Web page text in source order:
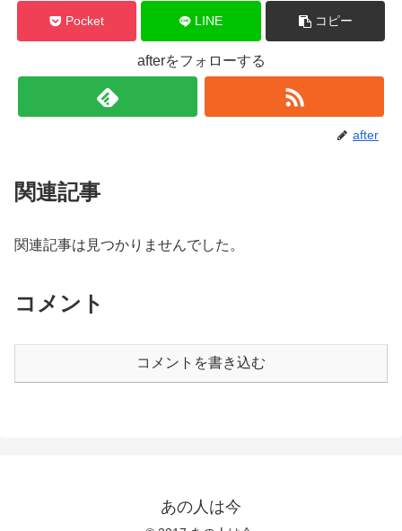
Pocket LINE コピー
afterをフォローする
after
関連記事
関連記事は見つかりませんでした。
コメント
コメントを書き込む
あの人は今